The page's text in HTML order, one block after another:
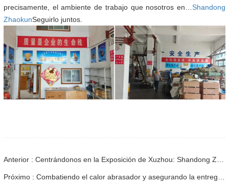
precisamente, el ambiente de trabajo que nosotros en…Shandong
ZhaokunSeguirlo juntos.